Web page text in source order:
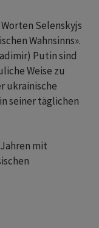
Selenskyjs
Wahnsinns».
Putin sind
Weise zu
ukrainische
seiner täglichen
mit